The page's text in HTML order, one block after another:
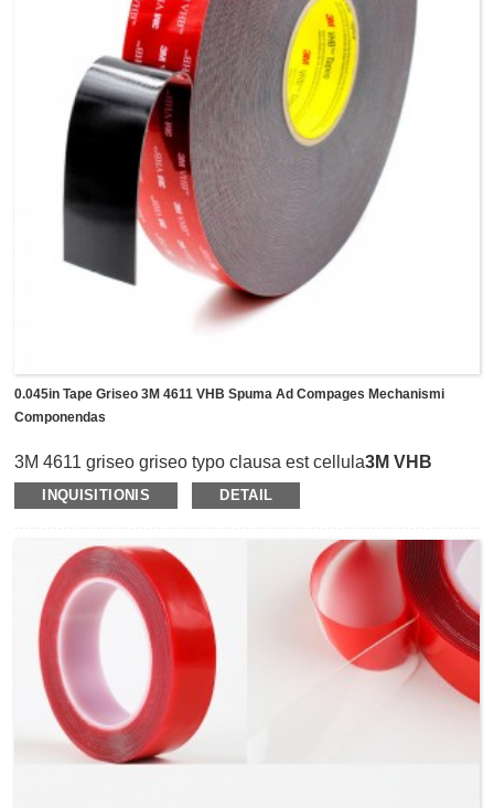
applicat.Reponere potest functiones glutinis liquidi,
claviculi, cochleae et cochleae in omnibus generibus
processus fabricandi sicut ornatum item ascendens,
cechanismum compagem compagis, autocinetum currus
conventus, fenestras et ostia institutionem ac ecclesiam
electronic LCD Propono etc.
0.045in Tape Griseo 3M 4611 VHB Spuma Ad Compages Mechanismi
Componendas
3M 4611 griseo griseo typo clausa est cellula3M VHB
Tape.Crassitudine 0.045in(1.1mm), valde flexibilis est et
lineamenta tempestatum repugnantis et rerum
liquidi, claviculi, cochleae et cochleae in omnibus
generibus fabricandi processum mechanismum
componentium compagem, autocinetum currus conventus,
fenestras et ostia institutionem, ornamenta item
ascendentes ac domum decor figens etc.
INQUISITIONIS DETAIL